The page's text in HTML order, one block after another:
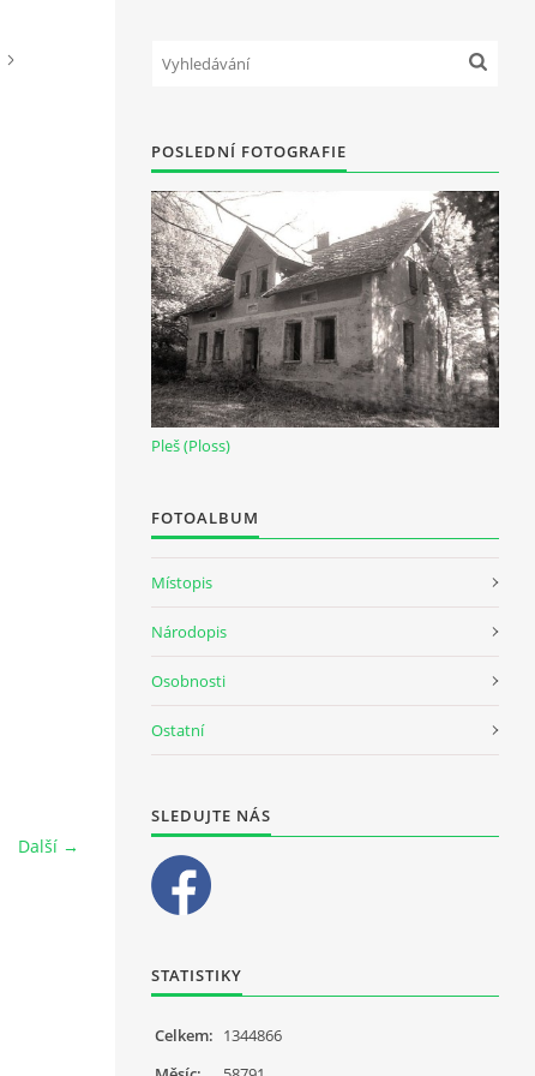
Další →
POSLEDNÍ FOTOGRAFIE
Pleš (Ploss)
FOTOALBUM
Místopis
Národopis
Osobnosti
Ostatní
SLEDUJTE NÁS
STATISTIKY
Celkem: 1344866